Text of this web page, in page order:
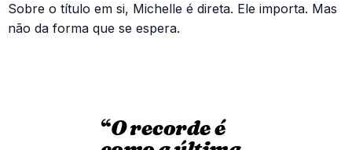
Sobre o título em si, Michelle é direta. Ele importa. Mas
não da forma que se espera.
“O recorde é